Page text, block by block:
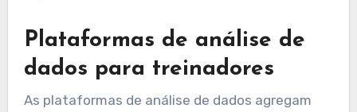
Plataformas de análise de
dados para treinadores
As plataformas de análise de dados agregam